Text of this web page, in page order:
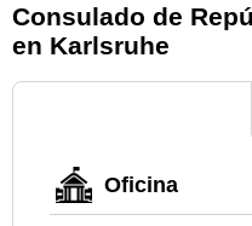
Consulado de
en Karlsruhe
Oficina